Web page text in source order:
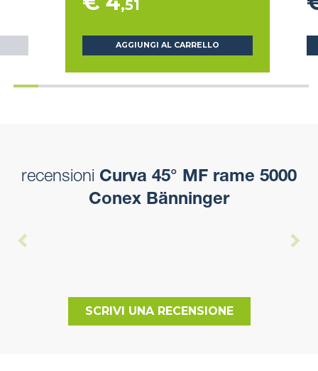
,51
AGGIUNGI AL CARRELLO
recensioni Curva 45° MF rame 5000
Conex Bänninger
SCRIVI UNA RECENSIONE